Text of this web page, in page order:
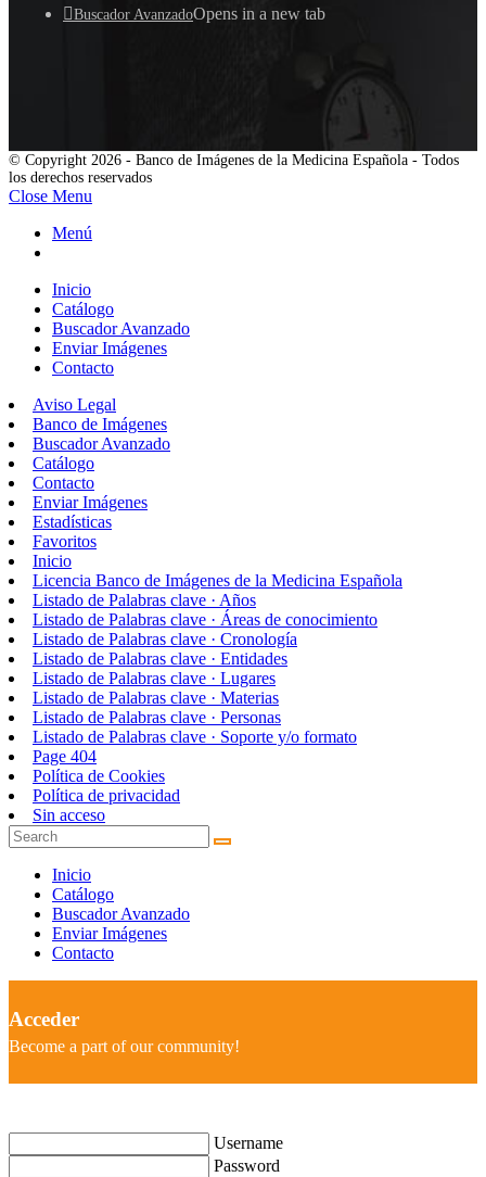
Buscador AvanzadoOpens in a new tab
© Copyright 2026 - Banco de Imágenes de la Medicina Española - Todos
los derechos reservados
Close Menu
Menú
Inicio
Catálogo
Buscador Avanzado
Enviar Imágenes
Contacto
Aviso Legal
Banco de Imágenes
Buscador Avanzado
Catálogo
Contacto
Enviar Imágenes
Estadísticas
Favoritos
Inicio
Licencia Banco de Imágenes de la Medicina Española
Listado de Palabras clave · Años
Listado de Palabras clave · Áreas de conocimiento
Listado de Palabras clave · Cronología
Listado de Palabras clave · Entidades
Listado de Palabras clave · Lugares
Listado de Palabras clave · Materias
Listado de Palabras clave · Personas
Listado de Palabras clave · Soporte y/o formato
Page 404
Política de Cookies
Política de privacidad
Sin acceso
Inicio
Catálogo
Buscador Avanzado
Enviar Imágenes
Contacto
Acceder
Become a part of our community!
Username
Password